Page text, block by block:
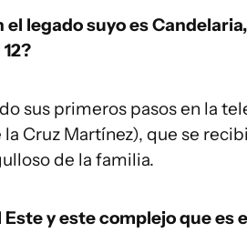
legado suyo es
sus primeros pasos en la
Cruz Martínez), que se
de la familia.
y este complejo que es